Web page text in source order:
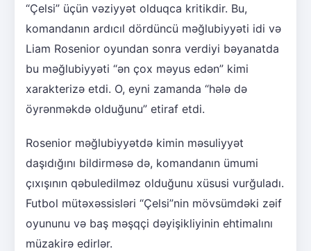
“Çelsi” üçün vəziyyət olduqca kritikdir. Bu,
komandanın ardıcıl dördüncü məğlubiyyəti idi və
Liam Rosenior oyundan sonra verdiyi bəyanatda
bu məğlubiyyəti “ən çox məyus edən” kimi
xarakterizə etdi. O, eyni zamanda “hələ də
öyrənməkdə olduğunu” etiraf etdi.
Rosenior məğlubiyyətdə kimin məsuliyyət
daşıdığını bildirməsə də, komandanın ümumi
çıxışının qəbuledilməz olduğunu xüsusi vurğuladı.
Futbol mütəxəssisləri “Çelsi”nin mövsümdəki zəif
oyununu və baş məşqçi dəyişikliyinin ehtimalını
müzakirə edirlər.